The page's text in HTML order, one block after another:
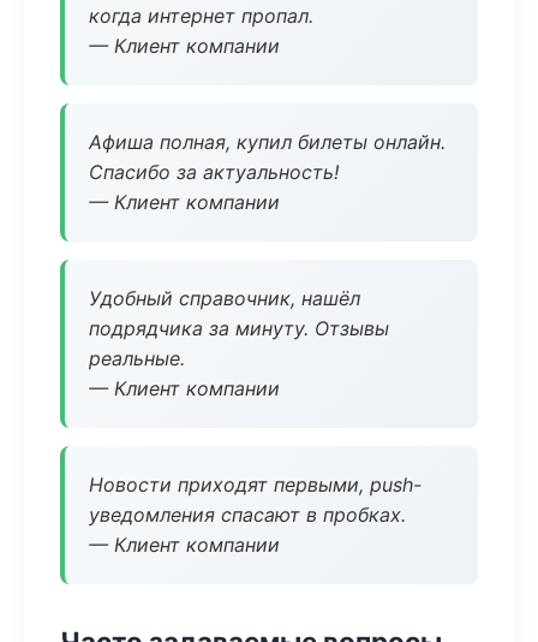
когда интернет пропал.
— Клиент компании
Афиша полная, купил билеты онлайн.
Спасибо за актуальность!
— Клиент компании
Удобный справочник, нашёл
подрядчика за минуту. Отзывы
реальные.
— Клиент компании
Новости приходят первыми, push-
уведомления спасают в пробках.
— Клиент компании